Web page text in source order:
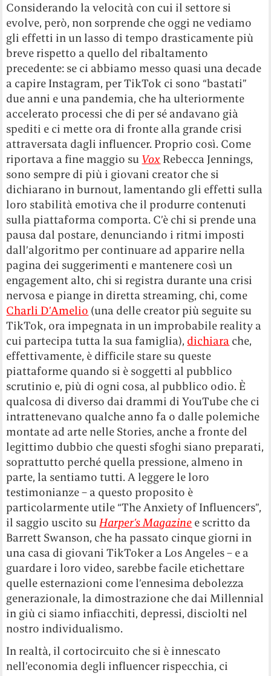
Considerando la velocità con cui il settore si
evolve, però, non sorprende che oggi ne vediamo
gli effetti in un lasso di tempo drasticamente più
breve rispetto a quello del ribaltamento
precedente: se ci abbiamo messo quasi una decade
a capire Instagram, per TikTok ci sono “bastati”
due anni e una pandemia, che ha ulteriormente
accelerato processi che di per sé andavano già
spediti e ci mette ora di fronte alla grande crisi
attraversata dagli influencer. Proprio così. Come
riportava a fine maggio su Vox Rebecca Jennings,
sono sempre di più i giovani creator che si
dichiarano in burnout, lamentando gli effetti sulla
loro stabilità emotiva che il produrre contenuti
sulla piattaforma comporta. C’è chi si prende una
pausa dal postare, denunciando i ritmi imposti
dall’algoritmo per continuare ad apparire nella
pagina dei suggerimenti e mantenere così un
engagement alto, chi si registra durante una crisi
nervosa e piange in diretta streaming, chi, come
Charli D’Amelio (una delle creator più seguite su
TikTok, ora impegnata in un improbabile reality a
cui partecipa tutta la sua famiglia), dichiara che,
effettivamente, è difficile stare su queste
piattaforme quando si è soggetti al pubblico
scrutinio e, più di ogni cosa, al pubblico odio. È
qualcosa di diverso dai drammi di YouTube che ci
intrattenevano qualche anno fa o dalle polemiche
montate ad arte nelle Stories, anche a fronte del
legittimo dubbio che questi sfoghi siano preparati,
soprattutto perché quella pressione, almeno in
parte, la sentiamo tutti. A leggere le loro
testimonianze – a questo proposito è
particolarmente utile “The Anxiety of Influencers”,
il saggio uscito suHarper’s Magazine e scritto da
Barrett Swanson, che ha passato cinque giorni in
una casa di giovani TikToker a Los Angeles – e a
guardare i loro video, sarebbe facile etichettare
quelle esternazioni come l’ennesima debolezza
generazionale, la dimostrazione che dai Millennial
in giù ci siamo infiacchiti, depressi, disciolti nel
nostro individualismo.
In realtà, il cortocircuito che si è innescato
nell’economia degli influencer rispecchia, ci